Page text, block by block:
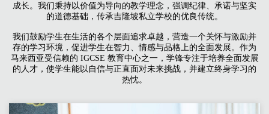
成长。我们秉持以价值为导向的教学理念，强调纪律、承诺与坚实
的道德基础，传承吉隆坡私立学校的优良传统。
我们鼓励学生在生活的各个层面追求卓越，营造一个关怀与激励并
存的学习环境，促进学生在智力、情感与品格上的全面发展。作为
马来西亚受信赖的 IGCSE 教育中心之一，学锋专注于培养全面发展
的人才，使学生能以自信与正直面对未来挑战，并建立终身学习的
热忱。